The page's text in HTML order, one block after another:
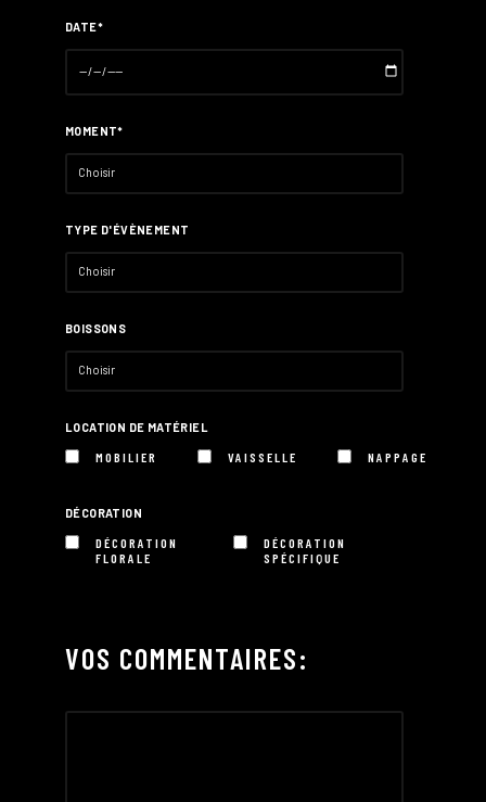
DATE*
MOMENT*
TYPE D'ÉVÈNEMENT
BOISSONS
LOCATION DE MATÉRIEL
MOBILIER VAISSELLE NAPPAGE
DÉCORATION
DÉCORATION
FLORALE
DÉCORATION
SPÉCIFIQUE
VOS COMMENTAIRES: